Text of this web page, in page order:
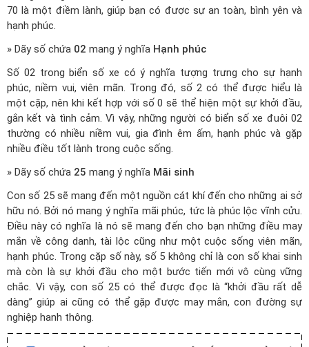
70 là một điềm lành, giúp bạn có được sự an toàn, bình yên và
hạnh phúc.
» Dãy số chứa 02 mang ý nghĩa Hạnh phúc
Số 02 trong biển số xe có ý nghĩa tượng trưng cho sự hạnh
phúc, niềm vui, viên mãn. Trong đó, số 2 có thể được hiểu là
một cặp, nên khi kết hợp với số 0 sẽ thể hiện một sự khởi đầu,
gắn kết và tình cảm. Vì vậy, những người có biển số xe đuôi 02
thường có nhiều niềm vui, gia đình êm ấm, hạnh phúc và gặp
nhiều điều tốt lành trong cuộc sống.
» Dãy số chứa 25 mang ý nghĩa Mãi sinh
Con số 25 sẽ mang đến một nguồn cát khí đến cho những ai sở
hữu nó. Bởi nó mang ý nghĩa mãi phúc, tức là phúc lộc vĩnh cửu.
Điều này có nghĩa là nó sẽ mang đến cho bạn những điều may
mắn về công danh, tài lộc cũng như một cuộc sống viên mãn,
hạnh phúc. Trong cặp số này, số 5 không chỉ là con số khai sinh
mà còn là sự khởi đầu cho một bước tiến mới vô cùng vững
chắc. Vì vậy, con số 25 có thể được đọc là “khởi đầu rất dễ
dàng” giúp ai cũng có thể gặp được may mắn, con đường sự
nghiệp hanh thông.